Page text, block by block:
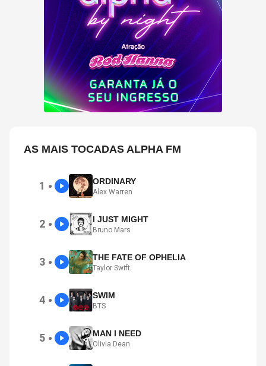
AS MAIS TOCADAS ALPHA FM
1 ● ORDINARY
Alex Warren
2 ● I JUST MIGHT
Bruno Mars
3 ● THE FATE OF OPHELIA
Taylor Swift
4 ● SWIM
BTS
5 ● MAN I NEED
Olivia Dean